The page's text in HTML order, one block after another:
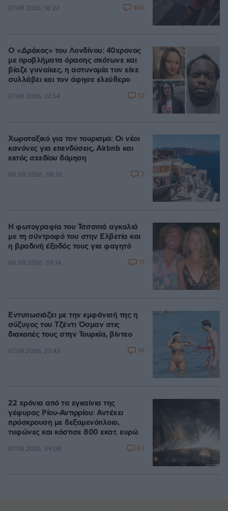
07.08.2026, 18:22 406
Ο «Δράκος» του Λονδίνου: 40χρονος
με προβλήματα όρασης σκότωνε και
βίαζε γυναίκες, η αστυνομία τον είχε
συλλάβει και τον άφησε ελεύθερο
07.08.2026, 22:54 57
Χωροταξικό για τον τουρισμό: Οι νέοι
κανόνες για επενδύσεις, Airbnb και
εκτός σχεδίου δόμηση
08.08.2026, 08:10 2
Η φωτογραφία του Τσιτσιπά αγκαλιά
με τη σύντροφό του στην Ελβετία και
η βραδινή έξοδός τους για φαγητό
08.08.2026, 09:14 17
Εντυπωσιάζει με την εμφάνισή της η
σύζυγος του Τζέντι Όσμαν στις
διακοπές τους στην Τουρκία, βίντεο
07.08.2026, 23:43 10
22 χρόνια από τα εγκαίνια της
γέφυρας Ρίου-Αντιρρίου: Αντέχει
πρόσκρουση με δεξαμενόπλοιο,
τυφώνες και κόστισε 800 εκατ. ευρώ
07.08.2026, 09:08 83